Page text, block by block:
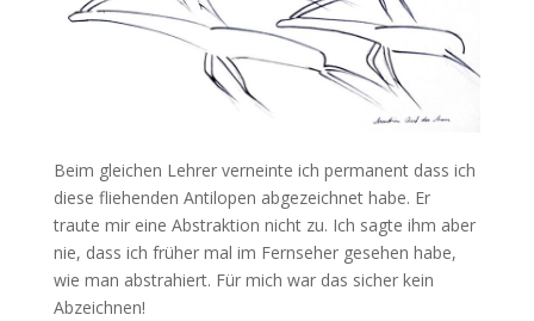
Beim gleichen Lehrer verneinte ich permanent dass ich
diese fliehenden Antilopen abgezeichnet habe. Er
traute mir eine Abstraktion nicht zu. Ich sagte ihm aber
nie, dass ich früher mal im Fernseher gesehen habe,
wie man abstrahiert. Für mich war das sicher kein
Abzeichnen!